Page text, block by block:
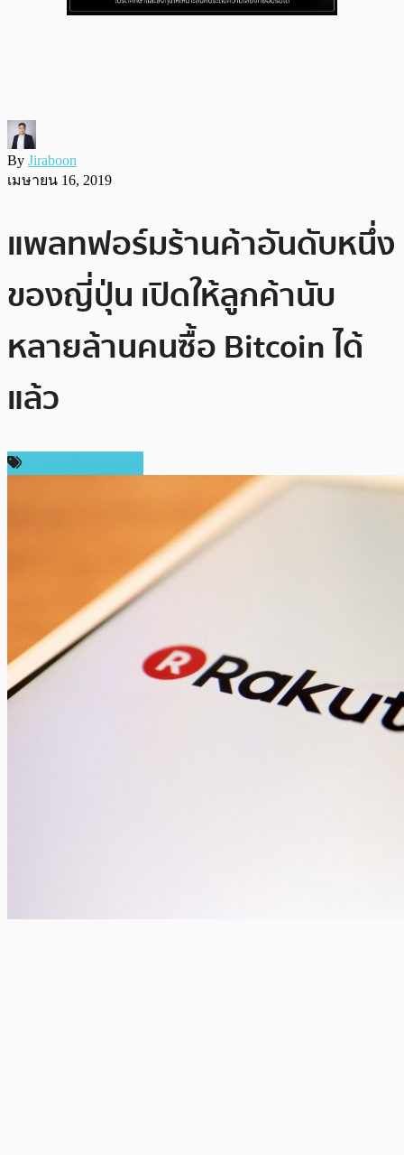
By Jiraboon
เมษายน 16, 2019
แพลทฟอร์มร้านค้าอันดับหนึ่ง
ของญี่ปุ่น เปิดให้ลูกค้านับ
หลายล้านคนซื้อ Bitcoin ได้
แล้ว